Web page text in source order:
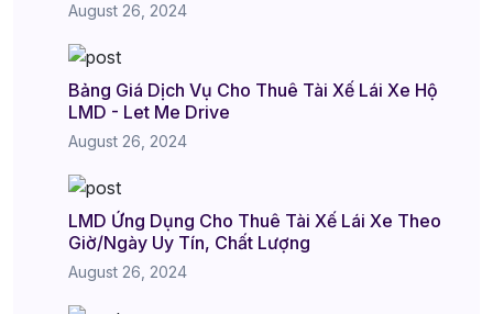
August 26, 2024
Bảng Giá Dịch Vụ Cho Thuê Tài Xế Lái Xe Hộ
LMD - Let Me Drive
August 26, 2024
LMD Ứng Dụng Cho Thuê Tài Xế Lái Xe Theo
Giờ/Ngày Uy Tín, Chất Lượng
August 26, 2024